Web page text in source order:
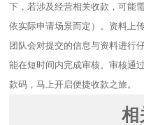
下，若涉及经营相关收款，可能
依实际申请场景而定）。资料上
团队会对提交的信息与资料进行
能在短时间内完成审核。审核通
款码，马上开启便捷收款之旅。
相